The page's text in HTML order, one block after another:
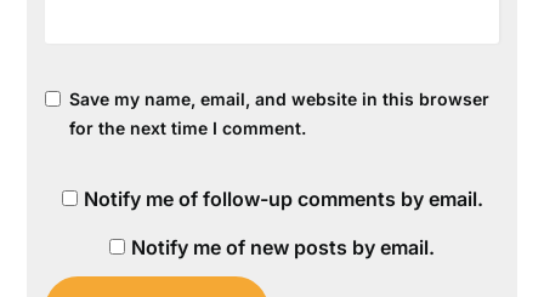
Save my name, email, and website in this browser
for the next time I comment.
Notify me of follow-up comments by email.
Notify me of new posts by email.